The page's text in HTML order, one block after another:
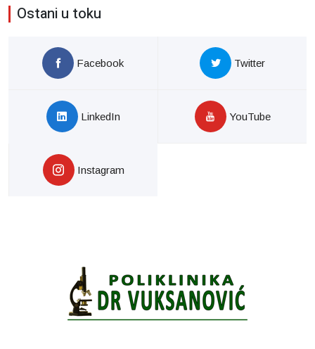
Ostani u toku
Facebook Twitter
LinkedIn YouTube
Instagram